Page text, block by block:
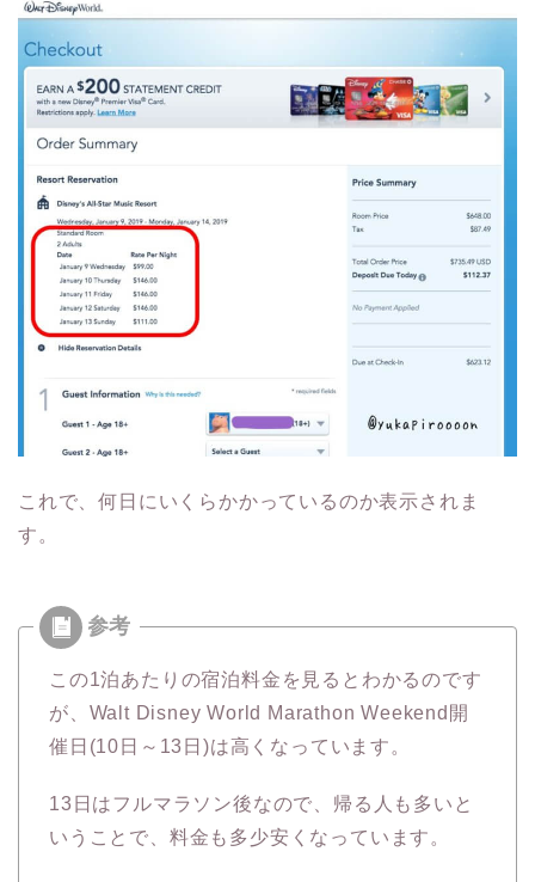
これで、何日にいくらかかっているのか表示されま
す。
この1泊あたりの宿泊料金を見るとわかるのです
が、Walt Disney World Marathon Weekend開
催日(10日～13日)は高くなっています。
13日はフルマラソン後なので、帰る人も多いと
いうことで、料金も多少安くなっています。